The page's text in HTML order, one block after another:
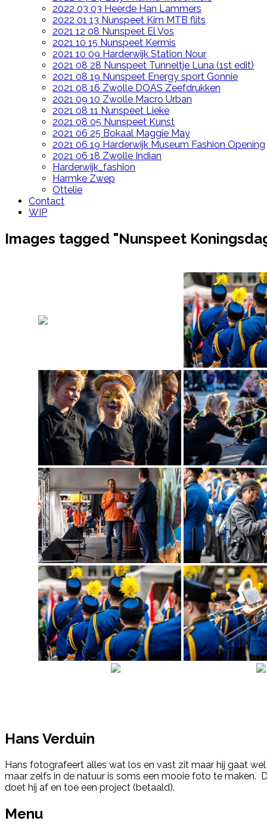
2022 03 03 Heerde Han Lammers
2022 01 13 Nunspeet Kim MTB flits
2021 12 08 Nunspeet El Vos
2021 10 15 Nunspeet Kermis
2021 10 09 Harderwijk Station Nour
2021 08 28 Nunspeet Tunneltje Luna (1st edit)
2021 08 19 Nunspeet Energy sport Gonnie
2021 08 16 Zwolle DOAS Zeefdrukken
2021 09 10 Zwolle Macro Urban
2021 08 11 Nunspeet Lieke
2021 08 05 Nunspeet Kunst
2021 06 25 Bokaal Maggie May
2021 06 19 Harderwijk Museum Fashion Opening
2021 06 18 Zwolle Indian
Harderwijk_fashion
Harmke Zwep
Ottelie
Contact
WIP
Images tagged "Nunspeet
Hans Verduin
Hans fotografeert alles wat los en vast zit maar hij gaat
maar zelfs in de natuur is soms een mooie foto te maken.
doet hij af en toe een project (betaald).
Menu